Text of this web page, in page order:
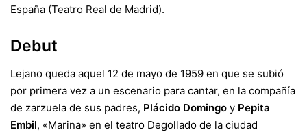
España (Teatro Real de Madrid).
Debut
Lejano queda aquel 12 de mayo de 1959 en que se subió
por primera vez a un escenario para cantar, en la compañía
de zarzuela de sus padres, Plácido Domingo y Pepita
Embil, «Marina» en el teatro Degollado de la ciudad